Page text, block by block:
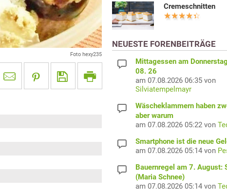
Foto hexy235
Cremeschnitten
NEUESTE FORENBEITRÄGE
Mittagessen am
08. 26
am 07.08.2026 06:35 von
Silviatempelmayr
Wäscheklammern haben
aber warum
am 07.08.2026 05:22 von
Smartphone ist die neue
am 07.08.2026 05:14 von
Bauernregel am 7. August:
(Maria Schnee)
am 07.08.2026 05:14 von